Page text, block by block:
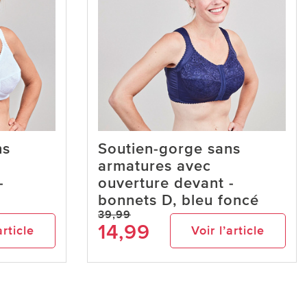
Soutien-gorge sans
armatures avec
ouverture devant -
bonnets D, bleu foncé
39,99
14,99 Voir l’article